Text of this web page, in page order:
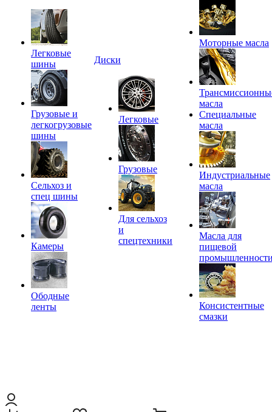
Легковые
шины
Грузовые и
легкогрузовые
шины
Сельхоз и
спец шины
Камеры
Ободные
ленты
Диски
Легковые
Грузовые
Для сельхоз
и
спецтехники
Моторные масла
масла
Специальные
масла
Индустриальные
масла
Масла для
пищевой
Консистентные
смазки